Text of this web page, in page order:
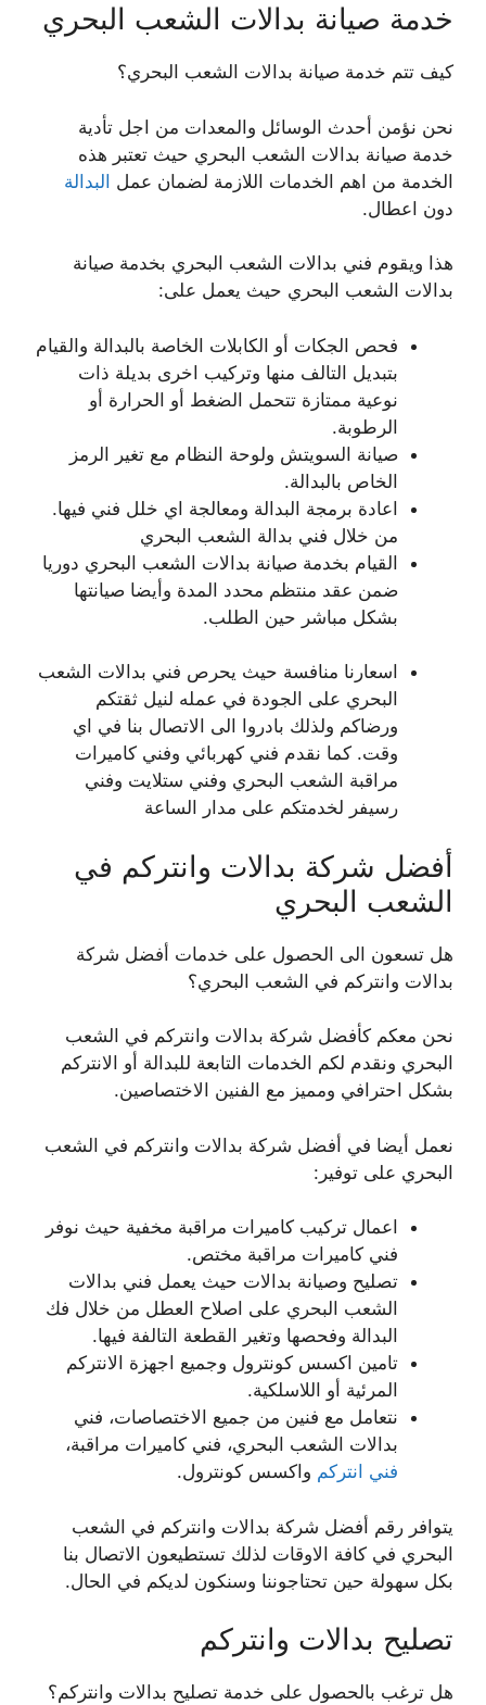
خدمة صيانة بدالات الشعب البحري
كيف تتم خدمة صيانة بدالات الشعب البحري؟
نحن نؤمن أحدث الوسائل والمعدات من اجل تأدية
خدمة صيانة بدالات الشعب البحري حيث تعتبر هذه
الخدمة من اهم الخدمات اللازمة لضمان عمل البدالة
دون اعطال.
هذا ويقوم فني بدالات الشعب البحري بخدمة صيانة
بدالات الشعب البحري حيث يعمل على:
فحص الجكات أو الكابلات الخاصة بالبدالة والقيام
بتبديل التالف منها وتركيب اخرى بديلة ذات
نوعية ممتازة تتحمل الضغط أو الحرارة أو
الرطوبة.
صيانة السويتش ولوحة النظام مع تغير الرمز
الخاص بالبدالة.
اعادة برمجة البدالة ومعالجة اي خلل فني فيها.
من خلال فني بدالة الشعب البحري
القيام بخدمة صيانة بدالات الشعب البحري دوريا
ضمن عقد منتظم محدد المدة وأيضا صيانتها
بشكل مباشر حين الطلب.
اسعارنا منافسة حيث يحرص فني بدالات الشعب
البحري على الجودة في عمله لنيل ثقتكم
ورضاكم ولذلك بادروا الى الاتصال بنا في اي
وقت. كما نقدم فني كهربائي وفني كاميرات
مراقبة الشعب البحري وفني ستلايت وفني
رسيفر لخدمتكم على مدار الساعة
أفضل شركة بدالات وانتركم في
الشعب البحري
هل تسعون الى الحصول على خدمات أفضل شركة
بدالات وانتركم في الشعب البحري؟
نحن معكم كأفضل شركة بدالات وانتركم في الشعب
البحري ونقدم لكم الخدمات التابعة للبدالة أو الانتركم
بشكل احترافي ومميز مع الفنين الاختصاصين.
نعمل أيضا في أفضل شركة بدالات وانتركم في الشعب
البحري على توفير:
اعمال تركيب كاميرات مراقبة مخفية حيث نوفر
فني كاميرات مراقبة مختص.
تصليح وصيانة بدالات حيث يعمل فني بدالات
الشعب البحري على اصلاح العطل من خلال فك
البدالة وفحصها وتغير القطعة التالفة فيها.
تامين اكسس كونترول وجميع اجهزة الانتركم
المرئية أو اللاسلكية.
نتعامل مع فنين من جميع الاختصاصات، فني
بدالات الشعب البحري، فني كاميرات مراقبة،
فني انتركم واكسس كونترول.
يتوافر رقم أفضل شركة بدالات وانتركم في الشعب
البحري في كافة الاوقات لذلك تستطيعون الاتصال بنا
بكل سهولة حين تحتاجوننا وسنكون لديكم في الحال.
تصليح بدالات وانتركم
هل ترغب بالحصول على خدمة تصليح بدالات وانتركم؟